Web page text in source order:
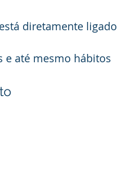
está diretamente ligado
e até mesmo hábitos